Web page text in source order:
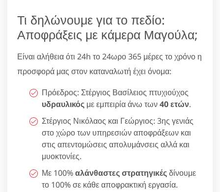
Τι δηλώνουμε για το πεδίο:
Αποφράξεις με κάμερα Μαγούλα;
Είναι αλήθεια ότι 24h το 24ωρο 365 μέρες το χρόνο η
προσφορά μας στον καταναλωτή έχει όνομα:
Πρόεδρος: Στέργιος Βασίλειος πτυχιούχος
υδραυλικός με εμπειρία άνω των40 ετών.
Στέργιος Νικόλαος και Γεώργιος: 3ης γενιάς
στο χώρο των υπηρεσιών αποφράξεων και
στις απεντομώσεις απολυμάνσεις αλλά και
μυοκτονίες.
Με 100%αλάνθαστες στρατηγικέςδίνουμε
το 100% σε κάθε αποφρακτική εργασία.